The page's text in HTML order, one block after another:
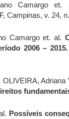
Camargo et.
Campinas, v. 24,
Camargo et. al.
2006 – 2015.
Adriana
Possíveis